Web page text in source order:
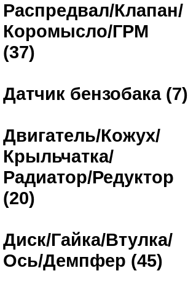
Распредвал/Клапан/
Коромысло/ГРМ
(37)
Датчик бензобака (7)
Двигатель/Кожух/
Крыльчатка/
Радиатор/Редуктор
(20)
Диск/Гайка/Втулка/
Ось/Демпфер (45)